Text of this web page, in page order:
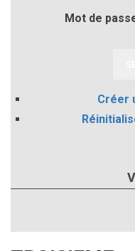
Mot de
Créer